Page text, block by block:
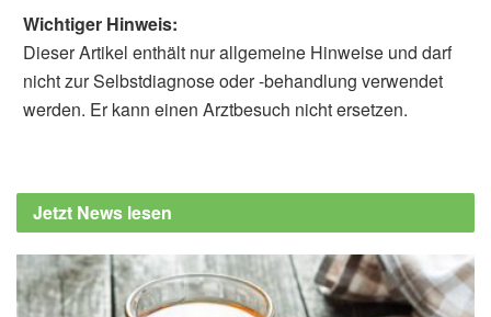
Wichtiger Hinweis:
Dieser Artikel enthält nur allgemeine Hinweise und darf
nicht zur Selbstdiagnose oder -behandlung verwendet
werden. Er kann einen Arztbesuch nicht ersetzen.
Jetzt News lesen